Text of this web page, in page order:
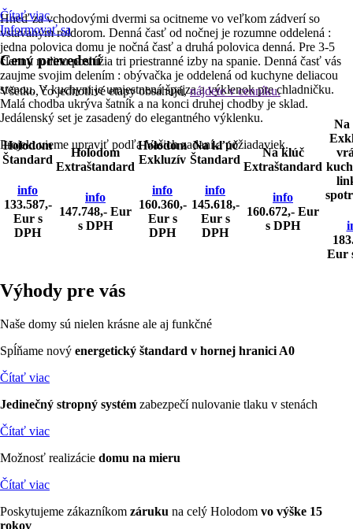
Hneď za vchodovými dvermi sa ocitneme vo veľkom zádverí so
vstavaným roldorom. Denná časť od nočnej je rozumne oddelená :
jedna polovica domu je nočná časť a druhá polovica denná. Pre 3-5
člennú rodinu poslúžia tri priestranné izby na spanie. Denná časť vás
zaujme svojim delením : obývačka je oddelená od kuchyne deliacou
stenou. V kuchyni je umiestnená špajza a výklenok pre chladničku.
Malá chodba ukrýva šatník a na konci druhej chodby je sklad.
Jedálenský set je zasadený do elegantného výklenku.
Projekt vieme upraviť podľa Vašich zadaní a požiadaviek.
Čítať viac
Informovať sa
Ceny prevedení
Všetko, čo jednotlivé etapy obsahujú,nájdete v cenníku.
Holodom
Štandard
info
133.587,-
Eur s
DPH
Holodom
Extraštandard
info
147.748,- Eur
s DPH
Holodom
Exkluzív
info
160.360,-
Eur s
DPH
Na kľúč
Štandard
info
145.618,-
Eur s
DPH
Na klúč
Extraštandard
info
160.672,- Eur
s DPH
Eur
Výhody pre vás
Naše domy sú nielen krásne ale aj funkčné
Spĺňame nový energetický štandard v hornej hranici A0
Čítať viac
Jedinečný stropný systém zabezpečí nulovanie tlaku v stenách
Čítať viac
Možnosť realizácie domu na mieru
Čítať viac
Poskytujeme zákazníkom záruku na celý Holodom vo výške 15
rokov